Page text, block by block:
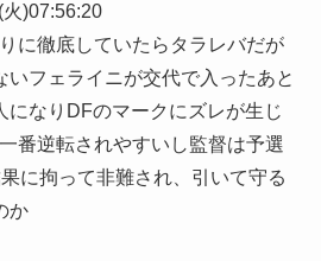
)07:56:20
に徹底していたらタラレバだが
いフェライニが交代で入ったあと
になりDFのマークにズレが生じ
番逆転されやすいし監督は予選
に拘って非難され、引いて守る
か